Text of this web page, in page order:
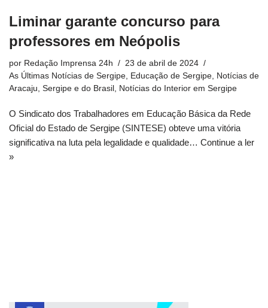
Liminar garante concurso para
professores em Neópolis
por Redação Imprensa 24h
23 de abril de 2024
As Últimas Notícias de Sergipe
Educação de Sergipe
Notícias de
Aracaju, Sergipe e do Brasil
Notícias do Interior em Sergipe
O Sindicato dos Trabalhadores em Educação Básica da Rede
Oficial do Estado de Sergipe (SINTESE) obteve uma vitória
significativa na luta pela legalidade e qualidade… Continue a ler
»